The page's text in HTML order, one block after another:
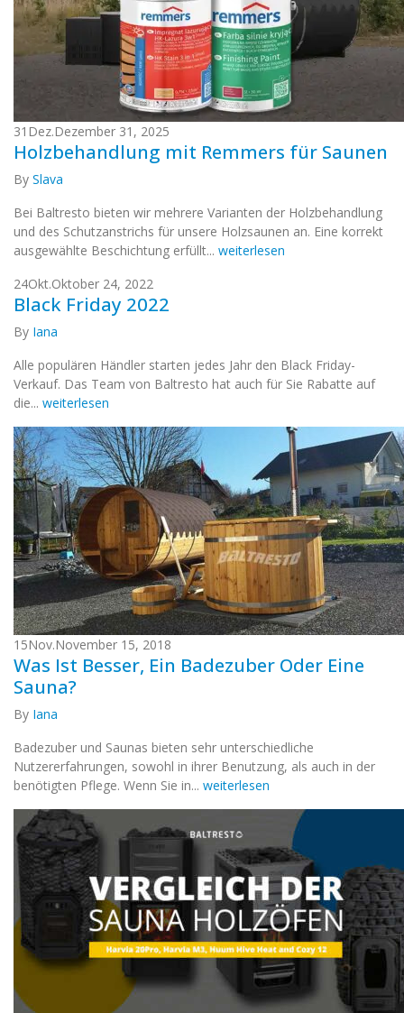
31 Dez.Dezember 31, 2025
Holzbehandlung mit Remmers für Saunen
By Slava
Bei Baltresto bieten wir mehrere Varianten der Holzbehandlung
und des Schutzanstrichs für unsere Holzsaunen an. Eine korrekt
ausgewählte Beschichtung erfüllt... weiterlesen
24Okt.Oktober 24, 2022
Black Friday 2022
By Iana
Alle populären Händler starten jedes Jahr den Black Friday-
Verkauf. Das Team von Baltresto hat auch für Sie Rabatte auf
die... weiterlesen
15Nov.November 15, 2018
Was Ist Besser, Ein Badezuber Oder Eine
Sauna?
By Iana
Badezuber und Saunas bieten sehr unterschiedliche
Nutzererfahrungen, sowohl in ihrer Benutzung, als auch in der
benötigten Pflege. Wenn Sie in... weiterlesen